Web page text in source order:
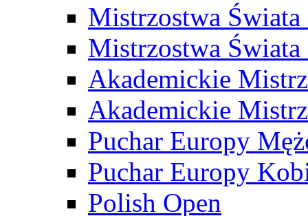
Mistrzostwa
Mistrzostwa
Akademickie
Akademickie
Puchar Europy
Puchar Europy
Polish Open